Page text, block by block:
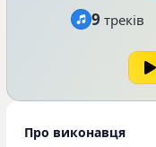
9 треків
Про виконавця